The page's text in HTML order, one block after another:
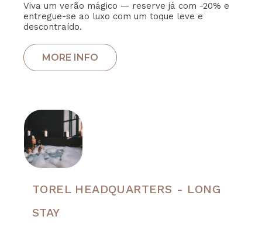
Viva um verão mágico — reserve já com -20% e
entregue-se ao luxo com um toque leve e
descontraído.
TOREL HEADQUARTERS - LONG
STAY